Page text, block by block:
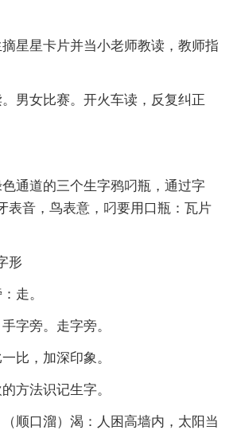
星星卡片并当小老师教读，教师指
男女比赛。开火车读，反复纠正
通道的三个生字鸦叼瓶，通过字
表音，鸟表意，叼要用口瓶：瓦片
形
走。
字旁。走字旁。
比，加深印象。
方法识记生字。
顺口溜）渴：人困高墙内，太阳当